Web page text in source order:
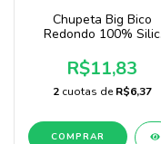
Chupeta Big Bico
Redondo 100% Silic
Saquinho
R$11,83
2 cuotas deR$6,37
COMPRAR